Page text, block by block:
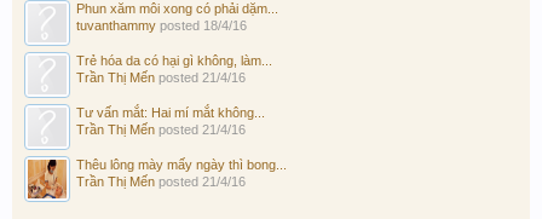
Phun xăm môi xong có phải dặm...
tuvanthammy posted 18/4/16
Trẻ hóa da có hại gì không, làm...
Trần Thị Mến posted 21/4/16
Tư vấn mắt: Hai mí mắt không...
Trần Thị Mến posted 21/4/16
Thêu lông mày mấy ngày thì bong...
Trần Thị Mến posted 21/4/16